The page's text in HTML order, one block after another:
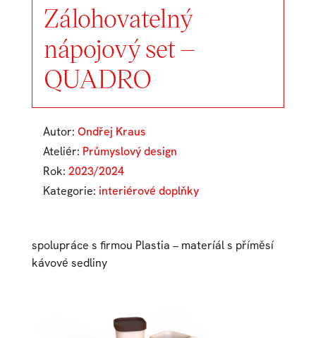
Zálohovatelný
nápojový set –
QUADRO
Autor: Ondřej Kraus
Ateliér: Průmyslový design
Rok: 2023/2024
Kategorie: interiérové doplňky
spolupráce s firmou Plastia – materíál s příměsí
kávové sedliny